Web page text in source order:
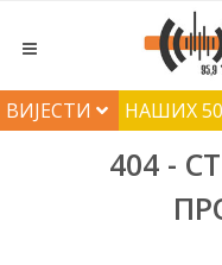
ВИЈЕСТИ НАШИХ
404 -